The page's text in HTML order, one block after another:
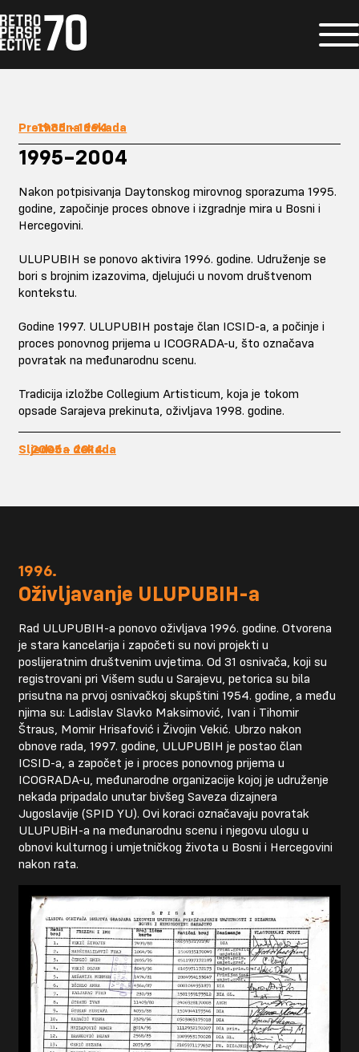
Prethodna dekada
1995–2004
Nakon potpisivanja Daytonskog mirovnog sporazuma 1995.
godine, započinje proces obnove i izgradnje mira u Bosni i
Hercegovini.
ULUPUBIH se ponovo aktivira 1996. godine. Udruženje se
bori s brojnim izazovima, djelujući u novom društvenom
kontekstu.
Godine 1997. ULUPUBIH postaje član ICSID-a, a počinje i
proces ponovnog prijema u ICOGRADA-u, što označava
povratak na međunarodnu scenu.
Tradicija izložbe Collegium Artisticum, koja je tokom
opsade Sarajeva prekinuta, oživljava 1998. godine.
Sljedeća dekada
Oživljavanje ULUPUBIH-a
Rad ULUPUBIH-a ponovo oživljava 1996. godine. Otvorena
je stara kancelarija i započeti su novi projekti u
poslijeratnim društvenim uvjetima. Od 31 osnivača, koji su
registrovani pri Višem sudu u Sarajevu, petorica su bila
prisutna na prvoj osnivačkoj skupštini 1954. godine, a među
njima su: Ladislav Slavko Maksimović, Ivan i Tihomir
Štraus, Momir Hrisafović i Živojin Vekić. Ubrzo nakon
obnove rada, 1997. godine, ULUPUBIH je postao član
ICSID-a, a započet je i proces ponovnog prijema u
ICOGRADA-u, međunarodne organizacije kojoj je udruženje
nekada pripadalo unutar bivšeg Saveza dizajnera
Jugoslavije (SPID YU). Ovi koraci označavaju povratak
ULUPUBiH-a na međunarodnu scenu i njegovu ulogu u
obnovi kulturnog i umjetničkog života u Bosni i Hercegovini
nakon rata.
1996.